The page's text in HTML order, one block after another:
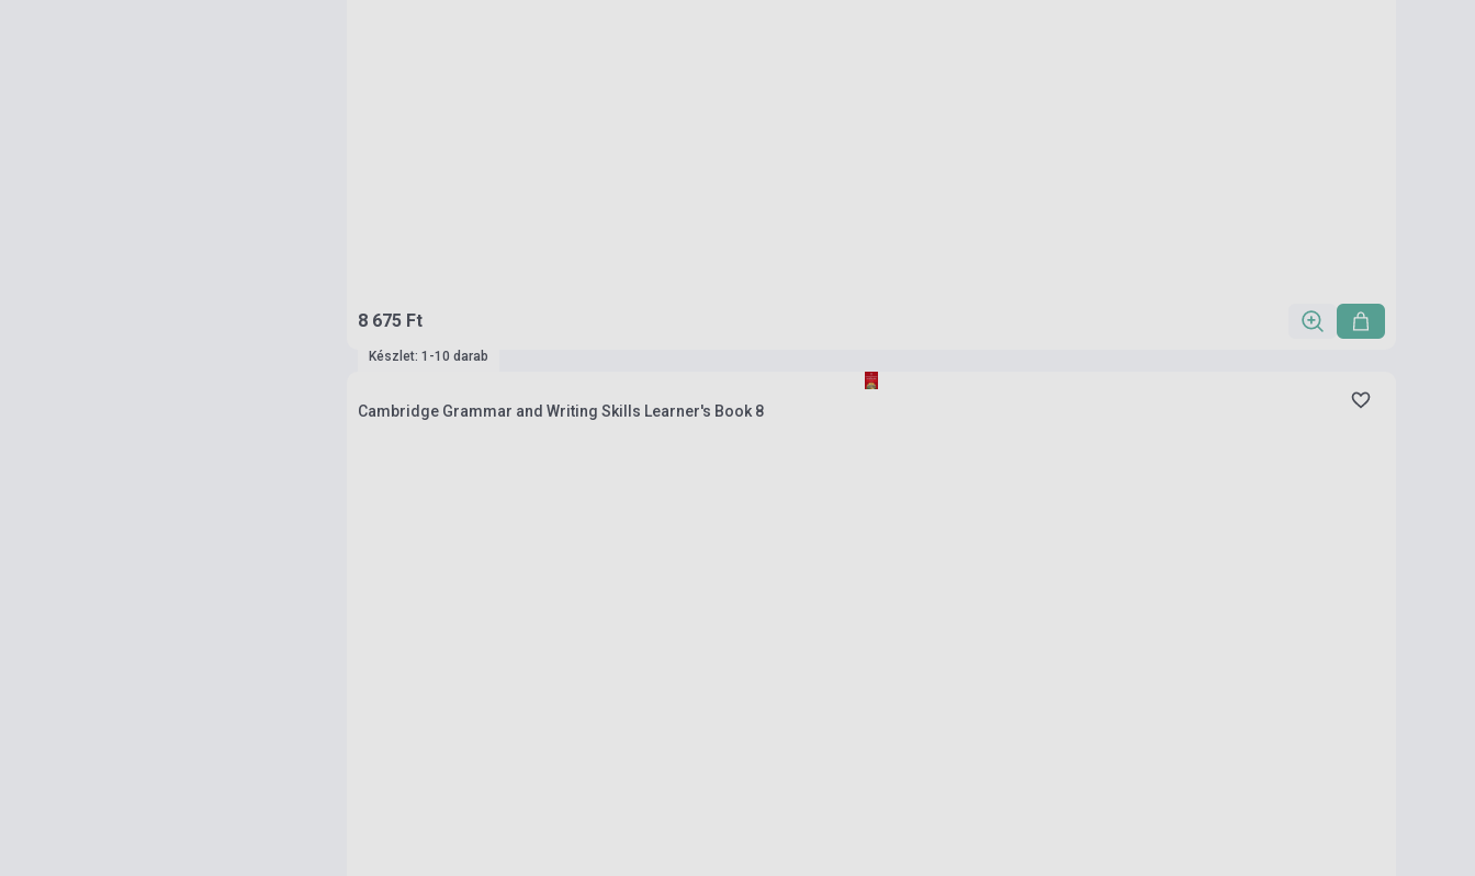
8 675 Ft
Készlet: 1-10 darab
Cambridge Grammar and Writing Skills Learner's Book 8